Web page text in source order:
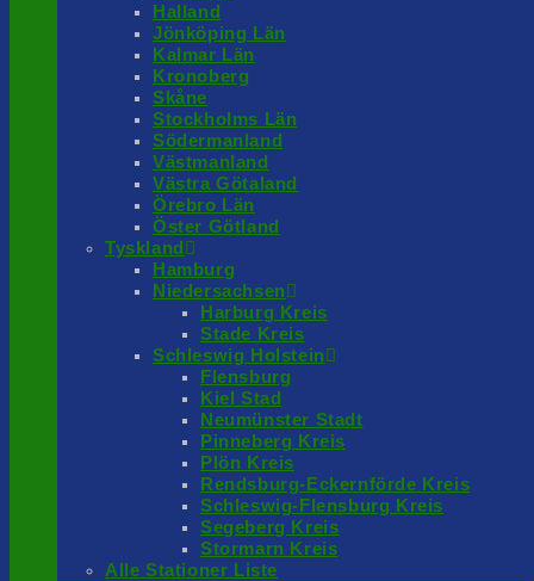
Halland
Jönköping Län
Kalmar Län
Kronoberg
Skåne
Stockholms Län
Södermanland
Västmanland
Västra Götaland
Örebro Län
Öster Götland
Tyskland
Hamburg
Niedersachsen
Harburg Kreis
Stade Kreis
Schleswig Holstein
Flensburg
Kiel Stad
Neumünster Stadt
Pinneberg Kreis
Plön Kreis
Rendsburg-Eckernförde Kreis
Schleswig-Flensburg Kreis
Segeberg Kreis
Stormarn Kreis
Alle Stationer Liste